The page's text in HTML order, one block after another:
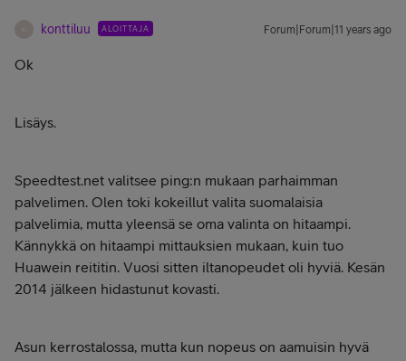
konttiluu ALOITTAJA Forum|Forum|11 years ago
Ok
Lisäys.
Speedtest.net valitsee ping:n mukaan parhaimman
palvelimen. Olen toki kokeillut valita suomalaisia
palvelimia, mutta yleensä se oma valinta on hitaampi.
Kännykkä on hitaampi mittauksien mukaan, kuin tuo
Huawein reititin. Vuosi sitten iltanopeudet oli hyviä. Kesän
2014 jälkeen hidastunut kovasti.
Asun kerrostalossa, mutta kun nopeus on aamuisin hyvä